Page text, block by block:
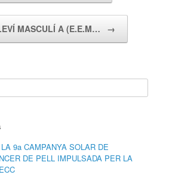
MASCULÍ A (E.E.M… →
9a CAMPANYA SOLAR DE
DE PELL IMPULSADA PER LA